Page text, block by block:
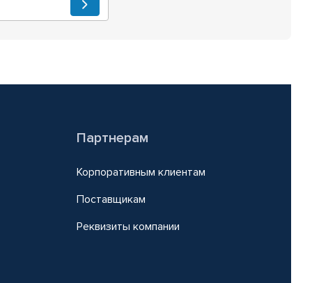
Партнерам
Корпоративным клиентам
Поставщикам
Реквизиты компании